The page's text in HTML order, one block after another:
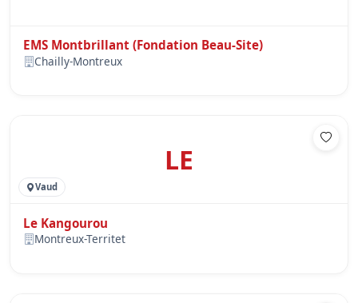
EMS Montbrillant (Fondation Beau-Site)
Chailly-Montreux
LE
Vaud
Le Kangourou
Montreux-Territet